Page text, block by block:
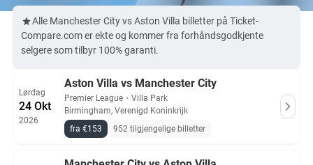
Alle Manchester City vs Aston Villa billetter på Ticket-
Compare.com er ekte og kommer fra forhåndsgodkjente
selgere som tilbyr 100% garanti.
Lørdag
24 Okt
2026
Aston Villa vs Manchester City
Premier League ・ Villa Park
Birmingham, Verenigd Koninkrijk
fra €153
952 tilgjengelige billetter